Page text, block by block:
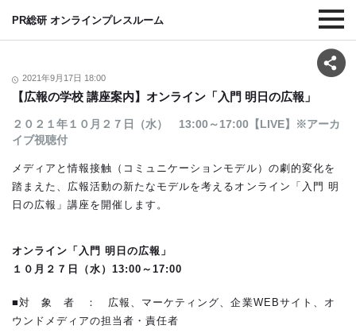
PR総研 オンラインプレスルーム
2021年9月17日 18:00
【広報の学校 講座案内】オンライン「入門 明日の広報」
２０２１年１０月２７日（水） 13:00～17:00【LIVE】※アーカ
イブ視聴付
メディアと情報接触（コミュニケーションモデル）の劇的変化を
踏まえた、広報活動の新たなモデルを考えるオンライン「入門 明
日の広報」講座を開催します。
オンライン「入門 明日の広報」
１０月２７日（水）13:00～17:00
■対 象 者 ： 広報、マーケティング、企業WEBサイト、オ
ウンドメディアの担当者・責任者